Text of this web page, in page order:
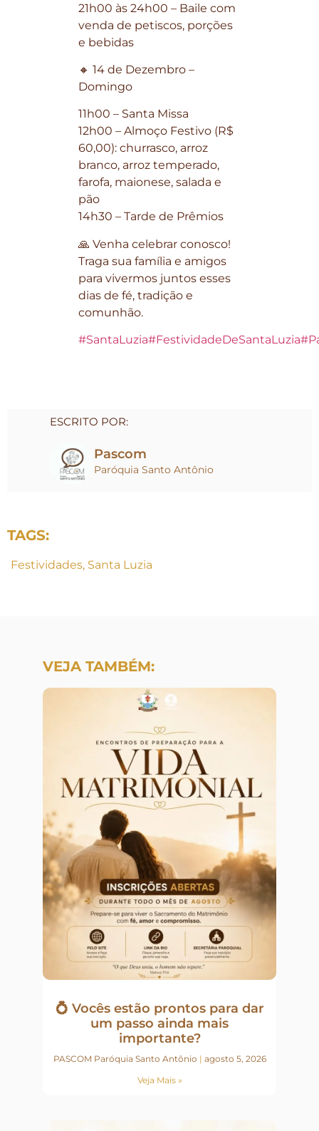
21h00 às 24h00 – Baile com
venda de petiscos, porções
e bebidas
🔸 14 de Dezembro –
Domingo
11h00 – Santa Missa
12h00 – Almoço Festivo (R$
60,00): churrasco, arroz
branco, arroz temperado,
farofa, maionese, salada e
pão
14h30 – Tarde de Prêmios
🙏 Venha celebrar conosco!
Traga sua família e amigos
para vivermos juntos esses
dias de fé, tradição e
comunhão.
#SantaLuzia#FestividadeDeSantaLuzia
ESCRITO POR:
Pascom
Paróquia Santo Antônio
TAGS:
Festividades, Santa Luzia
VEJA TAMBÉM:
💍 Vocês estão prontos para dar
um passo ainda mais
importante?
PASCOM Paróquia Santo Antônio
agosto 5, 2026
Veja Mais »